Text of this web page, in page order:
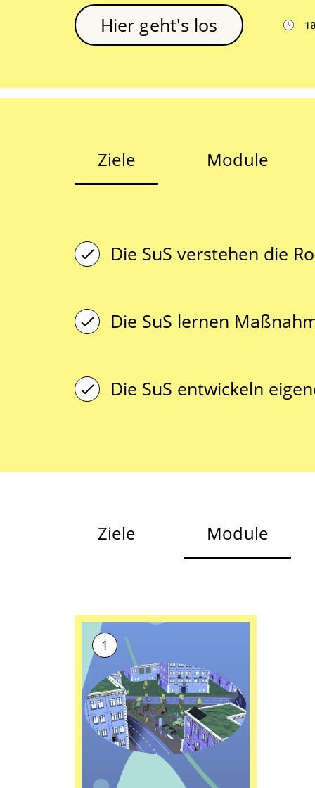
Hier geht's los
Ziele Module
Die SuS verstehen die
Die SuS lernen
Die SuS entwickeln
Ziele Module
1